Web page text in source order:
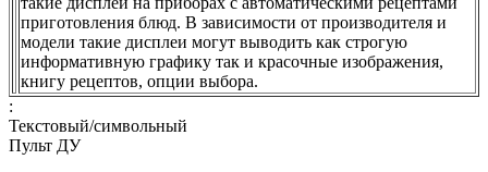
приготовления блюд. В зависимости от производителя и
модели такие дисплеи могут выводить как строгую
информативную графику так и красочные изображения,
книгу рецептов, опции выбора.
:
Текстовый/символьный
Пульт ДУ